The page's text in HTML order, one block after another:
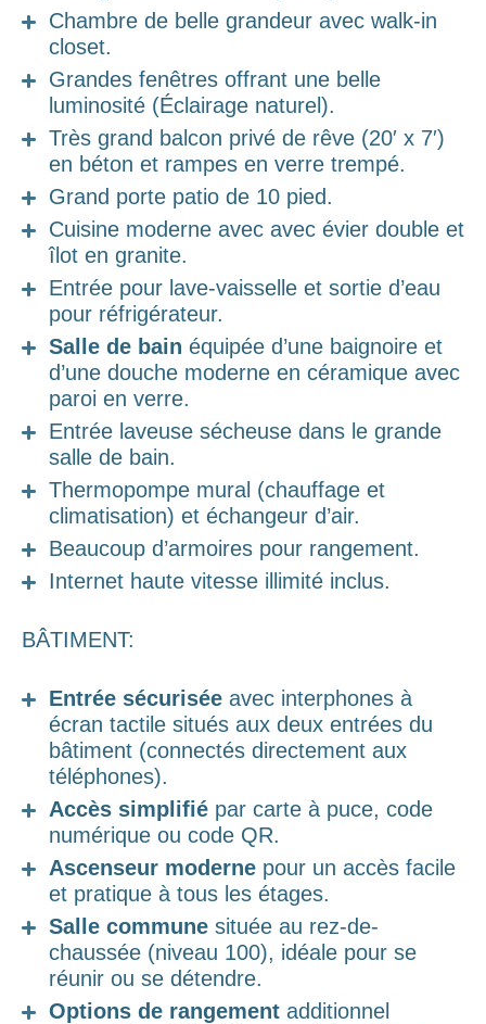
Chambre de belle grandeur avec walk-in
closet.
Grandes fenêtres offrant une belle
luminosité (Éclairage naturel).
Très grand balcon privé de rêve (20′ x 7′)
en béton et rampes en verre trempé.
Grand porte patio de 10 pied.
Cuisine moderne avec avec évier double et
îlot en granite.
Entrée pour lave-vaisselle et sortie d’eau
pour réfrigérateur.
Salle de bain équipée d’une baignoire et
d’une douche moderne en céramique avec
paroi en verre.
Entrée laveuse sécheuse dans le grande
salle de bain.
Thermopompe mural (chauffage et
climatisation) et échangeur d’air.
Beaucoup d’armoires pour rangement.
Internet haute vitesse illimité inclus.
BÂTIMENT:
Entrée sécurisée avec interphones à
écran tactile situés aux deux entrées du
bâtiment (connectés directement aux
téléphones).
Accès simplifié par carte à puce, code
numérique ou code QR.
Ascenseur moderne pour un accès facile
et pratique à tous les étages.
Salle commune située au rez-de-
chaussée (niveau 100), idéale pour se
réunir ou se détendre.
Options de rangement additionnel